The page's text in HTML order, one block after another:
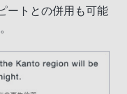
ートとの併用も可能